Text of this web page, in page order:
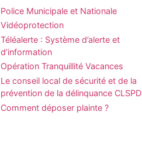
Police Municipale et Nationale
Vidéoprotection
Téléalerte : Système d’alerte et
d’information
Opération Tranquillité Vacances
Le conseil local de sécurité et de la
prévention de la délinquance CLSPD
Comment déposer plainte ?